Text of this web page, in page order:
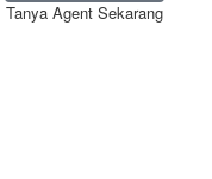
Tanya Agent Sekarang